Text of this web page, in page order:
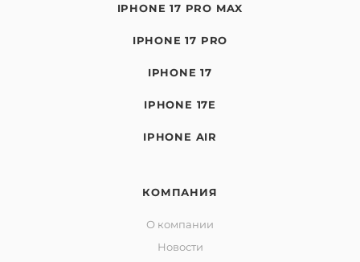
IPHONE 17 PRO MAX
IPHONE 17 PRO
IPHONE 17
IPHONE 17E
IPHONE AIR
КОМПАНИЯ
О компании
Новости